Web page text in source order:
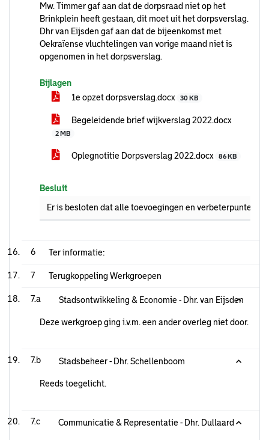
Mw. Timmer gaf aan dat de dorpsraad niet op het
Brinkplein heeft gestaan, dit moet uit het dorpsverslag.
Dhr van Eijsden gaf aan dat de bijeenkomst met
Oekraïense vluchtelingen van vorige maand niet is
opgenomen in het dorpsverslag.
Bijlagen
1e opzet dorpsverslag.docx
30 KB
Begeleidende brief wijkverslag 2022.docx
2 MB
Oplegnotitie Dorpsverslag 2022.docx 86 KB
Besluit
Er is besloten dat alle toevoegingen en verbeterpunten
6 Ter informatie:
7 Terugkoppeling Werkgroepen
7.a Stadsontwikkeling & Economie - Dhr. van Eijsden
Deze werkgroep ging i.v.m. een ander overleg niet door.
7.b Stadsbeheer - Dhr. Schellenboom
Reeds toegelicht.
7.c Communicatie & Representatie - Dhr. Dullaard